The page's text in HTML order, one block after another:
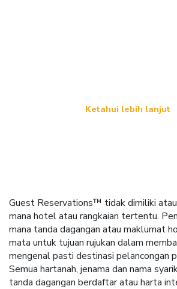
Ketahui lebih lanjut
Guest Reservations™ tidak dimiliki
mana hotel atau rangkaian tertentu.
mana tanda dagangan atau maklumat
mata untuk tujuan rujukan dalam
mengenal pasti destinasi pelancongan
Semua hartanah, jenama dan nama
tanda dagangan berdaftar atau harta